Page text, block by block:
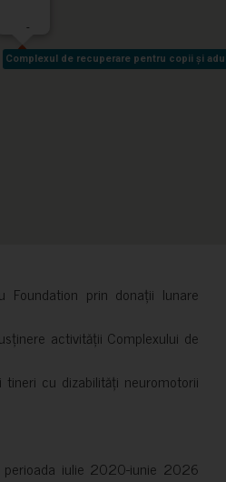
Complexul de recuperare pentru copii și
Complexul de recuperare pentru copii și
-
Foundation prin donații lunare
activității Complexului de
cu dizabilități neuromotorii
perioada iulie 2020-iunie 2026